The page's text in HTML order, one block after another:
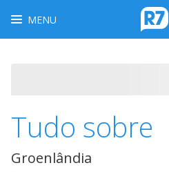
MENU
Tudo sobre
Groenlândia